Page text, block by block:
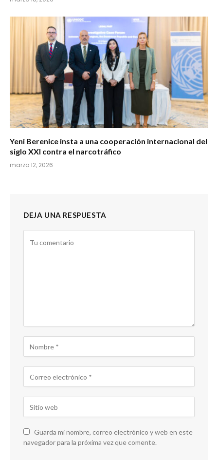
Yeni Berenice insta a una cooperación internacional del
siglo XXI contra el narcotráfico
marzo 12, 2026
DEJA UNA RESPUESTA
Guarda mi nombre, correo electrónico y web en este
navegador para la próxima vez que comente.